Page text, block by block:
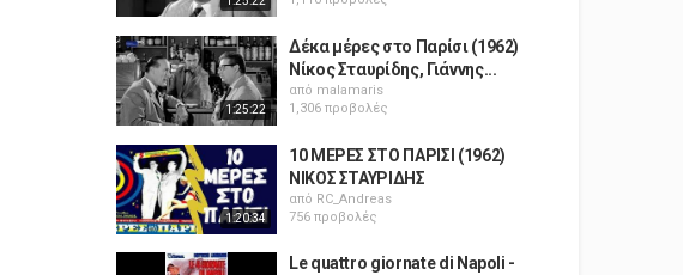
1:25:22
Δέκα μέρες στο Παρίσι (1962)
Νίκος Σταυρίδης, Γιάννης...
από malamaris
1,306 προβολές
1:20:34
10 ΜΕΡΕΣ ΣΤΟ ΠΑΡΙΣΙ (1962)
ΝΙΚΟΣ ΣΤΑΥΡΙΔΗΣ
από RC_Andreas
756 προβολές
Le quattro giornate di Napoli -